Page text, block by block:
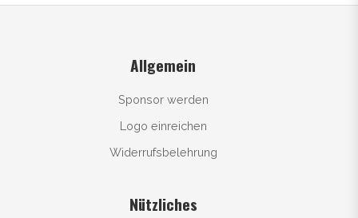
Allgemein
Sponsor werden
Logo einreichen
Widerrufsbelehrung
Nützliches